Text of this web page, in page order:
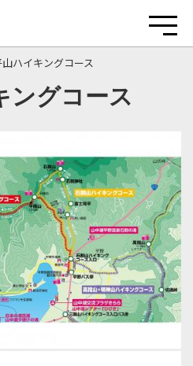
ハイキングコース
ングコース